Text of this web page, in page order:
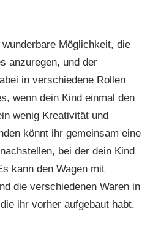
Möglichkeit, die
anzuregen, und der
in verschiedene Rollen
wenn dein Kind einmal den
wenig Kreativität und
könnt ihr gemeinsam eine
bei der dein Kind
kann den Wagen mit
die verschiedenen Waren in
ihr vorher aufgebaut habt.